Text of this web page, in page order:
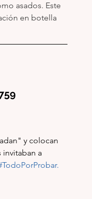
asados. Este
en botella
y colocan
invitaban a